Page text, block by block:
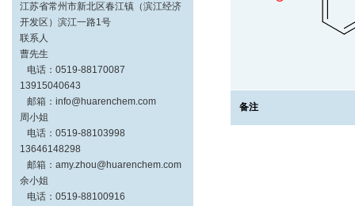
江苏省常州市新北区春江镇（滨江经济
开发区）滨江一路1号
联系人
曹先生
电话：0519-88170087
13915040643
邮箱：info@huarenchem.com
周小姐
电话：0519-88103998
13646148298
邮箱：amy.zhou@huarenchem.com
余小姐
电话：0519-88100916
备注